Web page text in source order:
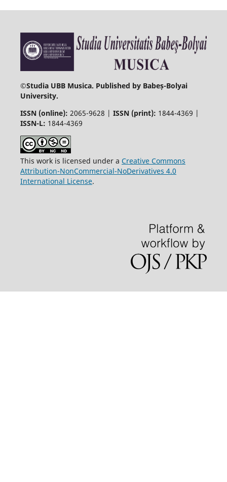
©Studia UBB Musica. Published by Babeș-Bolyai
University.
ISSN (online): 2065-9628 | ISSN (print): 1844-4369 |
ISSN-L: 1844-4369
This work is licensed under a Creative Commons
Attribution-NonCommercial-NoDerivatives 4.0
International License.